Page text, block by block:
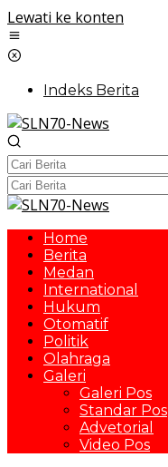
Lewati ke konten
Indeks Berita
Home
Berita
Medan
International
Hukum
Otomatif
Politik
Olahraga
Galeri
Galeri Pos
Standar Pos
Advetorial
Video Pos